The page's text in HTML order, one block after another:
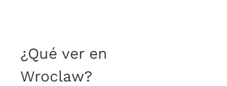
¿Qué ver en
Wroclaw?